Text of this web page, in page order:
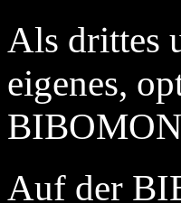
Als drittes
eigenes,
Auf der